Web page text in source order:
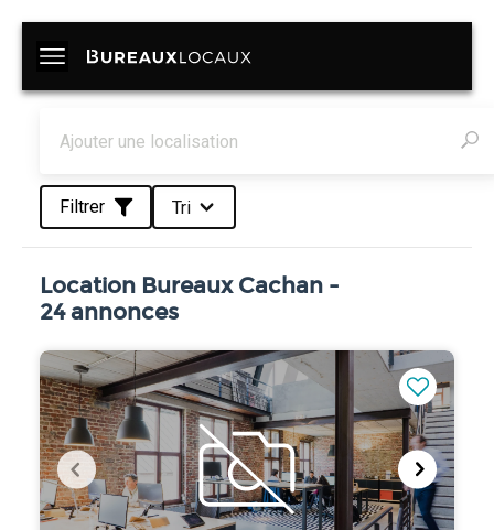
Filtrer Tri
Location Bureaux Cachan -
24 annonces